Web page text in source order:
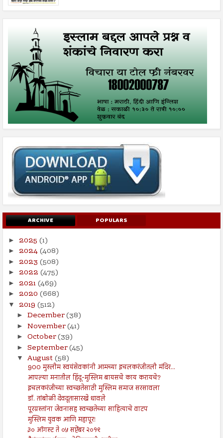
ARCHIVE POPULARS
► 2025 (1)
► 2024(408)
► 2023 (508)
► 2022 (475)
► 2021(469)
► 2020 (668)
▼ 2019 (512)
► December(38)
► November(41)
► October(39)
► September(45)
▼ August(58)
900 मुस्लीम स्वयंसेवकांनी आमच्या इचलकरंजीतली मंदिर...
आपल्या मनातील हिंदू-मुस्लिम बायसचे काय करायचे?
इचलकरंजीच्या स्वच्छतेसाठी मुस्लिम समाज सरसावला
डॉ. तांबोळी देवदूतासारखे धावले
पूरग्रस्तांना जेवनासह स्वच्छतेच्या साहित्याचे वाटप
मुस्लिम युवक आणि महापूर!
३० ऑगस्ट ते ०५ सप्टेंबर २०१९